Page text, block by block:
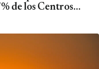
de los Centros